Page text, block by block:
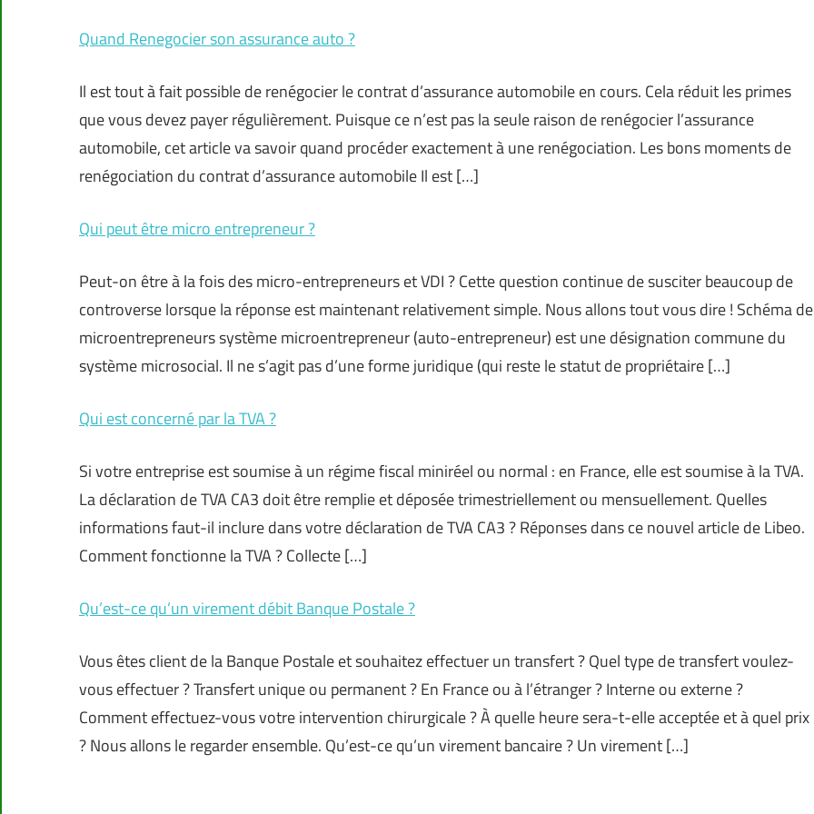
Quand Renegocier son assurance auto ?
Il est tout à fait possible de renégocier le contrat d’assurance automobile en cours. Cela réduit les primes
que vous devez payer régulièrement. Puisque ce n’est pas la seule raison de renégocier l’assurance
automobile, cet article va savoir quand procéder exactement à une renégociation. Les bons moments de
renégociation du contrat d’assurance automobile Il est […]
Qui peut être micro entrepreneur ?
Peut-on être à la fois des micro-entrepreneurs et VDI ? Cette question continue de susciter beaucoup de
controverse lorsque la réponse est maintenant relativement simple. Nous allons tout vous dire ! Schéma de
microentrepreneurs système microentrepreneur (auto-entrepreneur) est une désignation commune du
système microsocial. Il ne s’agit pas d’une forme juridique (qui reste le statut de propriétaire […]
Qui est concerné par la TVA ?
Si votre entreprise est soumise à un régime fiscal miniréel ou normal : en France, elle est soumise à la TVA.
La déclaration de TVA CA3 doit être remplie et déposée trimestriellement ou mensuellement. Quelles
informations faut-il inclure dans votre déclaration de TVA CA3 ? Réponses dans ce nouvel article de Libeo.
Comment fonctionne la TVA ? Collecte […]
Qu’est-ce qu’un virement débit Banque Postale ?
Vous êtes client de la Banque Postale et souhaitez effectuer un transfert ? Quel type de transfert voulez-
vous effectuer ? Transfert unique ou permanent ? En France ou à l’étranger ? Interne ou externe ?
Comment effectuez-vous votre intervention chirurgicale ? À quelle heure sera-t-elle acceptée et à quel prix
? Nous allons le regarder ensemble. Qu’est-ce qu’un virement bancaire ? Un virement […]